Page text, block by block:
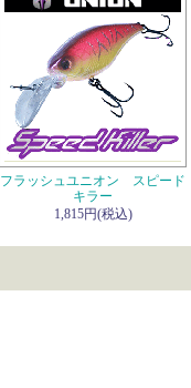
フラッシュユニオン スピード
キラー
1,815円(税込)